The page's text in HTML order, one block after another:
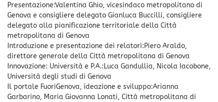
Presentazione:Valentina Ghio, vicesindaco metropolitano di
Genova e consigliere delegato Gianluca Buccilli, consigliere
delegato alla pianificazione territoriale della Città
metropolitana di Genova
Introduzione e presentazione dei relatori:Piero Araldo,
direttore generale della Città metropolitana di Genova
Innovazione: Università e P.A.:Luca Gandullia, Nicola Iacobone,
Università degli studi di Genova
Il portale FuoriGenova, ideazione e sviluppo:Arianna
Garbarino, Maria Giovanna Lonati, Città metropolitana di